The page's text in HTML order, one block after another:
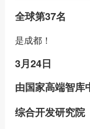
全球第37名
是成都！
3月24日
由国家高端智库
综合开发研究院